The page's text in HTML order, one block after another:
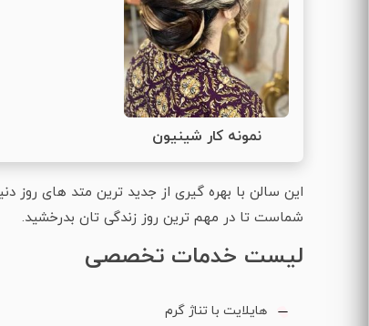
نمونه کار شینیون
این سالن با بهره‌ گیری از جدید ترین متد های روز
شماست تا در مهم‌ ترین روز زندگی‌ تان بدرخشید.
لیست خدمات تخصصی
هایلایت با تناژ گرم